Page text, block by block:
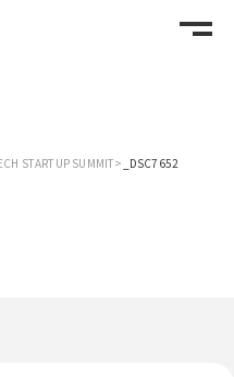
STARTUP SUMMIT> _DSC7652